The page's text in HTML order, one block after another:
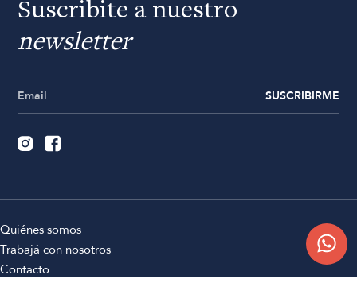
Suscribite a nuestro
newsletter
SUSCRIBIRME
Quiénes somos
Trabajá con nosotros
Contacto